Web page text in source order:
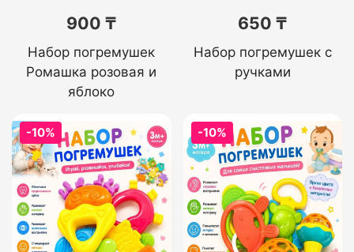
900 ₸
Набор погремушек
Ромашка розовая и
яблоко
650 ₸
Набор погремушек с
ручками
-10% -10%